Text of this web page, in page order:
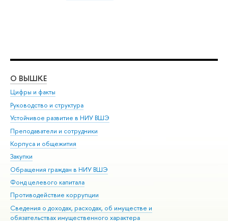
О ВЫШКЕ
Цифры и факты
Руководство и структура
Устойчивое развитие в НИУ ВШЭ
Преподаватели и сотрудники
Корпуса и общежития
Закупки
Обращения граждан в НИУ ВШЭ
Фонд целевого капитала
Противодействие коррупции
Сведения о доходах, расходах, об имуществе и
обязательствах имущественного характера